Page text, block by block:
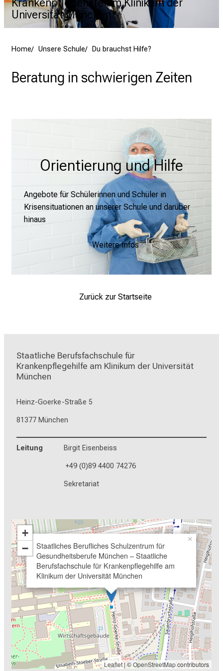
Universität München
Home Unsere Schule Du brauchst Hilfe?
Beratung in schwierigen Zeiten
Orientierung und Hilfe
Angebote für Schülerinnen und Schüler in
Krisensituationen an unserer Schule und darüber
hinaus
Weitere Infos
Zurück zur Startseite
uns auf
TÜR AM 26.02.2026
Staatliche Berufsfachschule für
Krankenpflegehilfe am Klinikum der Universität
München
Heinz-Goerke-Straße 5
81377 München
Leitung Birgit Eisenbeiss
+49 (0)89 4400 74276
Sekretariat
Staatliches Berufliches Schulzentrum für
Gesundheitsberufe München – Staatliche
Berufsfachschule für Krankenpflegehilfe am
Klinikum der Universität München
×
+
−
Leaflet| ©OpenStreetMapcontributors